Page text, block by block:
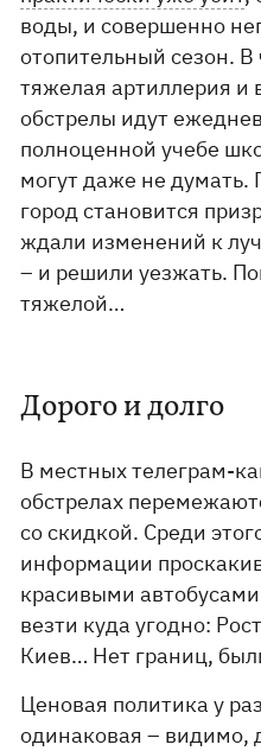
воды, и совершенно
отопительный сезон. В
тяжелая артиллерия и
обстрелы идут
полноценной учебе
могут даже не думать.
город становится
ждали изменений к
– и решили уезжать.
тяжелой…
Дорого и долго
В местных телеграм-
обстрелах
со скидкой. Среди
информации
красивыми
везти куда угодно:
Киев… Нет границ,
Ценовая политика у
одинаковая – видимо,